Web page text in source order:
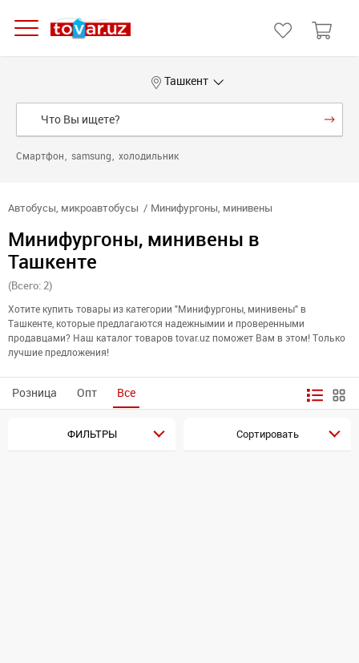
Ташкент
Смартфон samsung холодильник
Автобусы, микроавтобусы Минифургоны, минивены
Минифургоны, минивены в
Ташкенте
(Всего: 2)
Хотите купить товары из категории "Минифургоны, минивены" в
Ташкенте, которые предлагаются надежнымии и проверенными
продавцами? Наш каталог товаров tovar.uz поможет Вам в этом! Только
лучшие предложения!
Розница Опт Все
ФИЛЬТРЫ Сортировать